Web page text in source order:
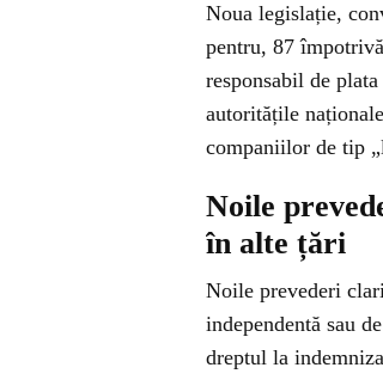
Noua legislație,
pentru, 87
responsabil de
autoritățile
companiilor de tip
Noile
în alte țări
Noile prevederi
independentă sau
dreptul la